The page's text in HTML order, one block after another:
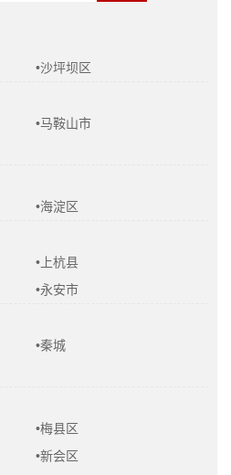
•沙坪坝区
•马鞍山市
•海淀区
•上杭县
•永安市
•秦城
•梅县区
•新会区